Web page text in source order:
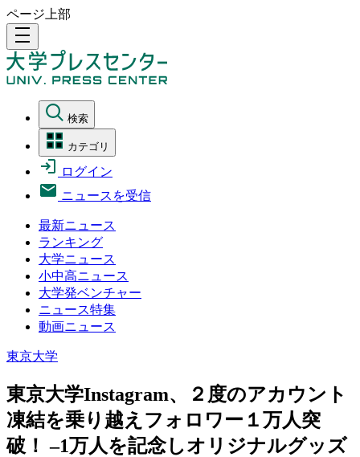
ページ上部
density_medium
検索
カテゴリ
ログイン
ニュースを受信
最新ニュース
ランキング
大学ニュース
小中高ニュース
大学発ベンチャー
ニュース特集
動画ニュース
東京大学
東京大学Instagram、２度のアカウント
凍結を乗り越えフォロワー１万人突
破！ –1万人を記念しオリジナルグッズ